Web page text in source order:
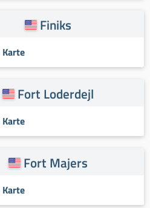
Finiks
Fort Loderdejl
Fort Majers